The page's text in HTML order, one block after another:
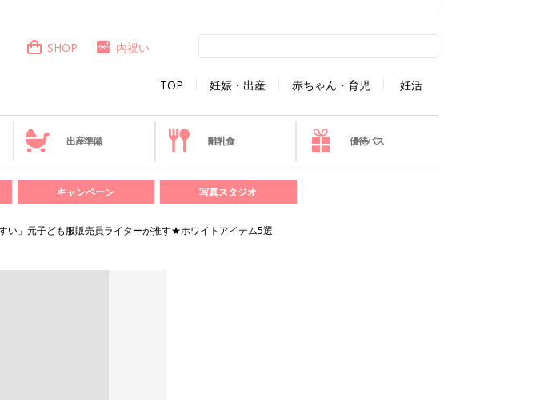
TOP 妊娠・出産 赤ちゃん・育児 妊活
SHOP 内祝い
出産準備 離乳食 優待パス
キャンペーン 写真スタジオ
い」元子ども服販売員ライターが推す★ホワイトアイテム5選